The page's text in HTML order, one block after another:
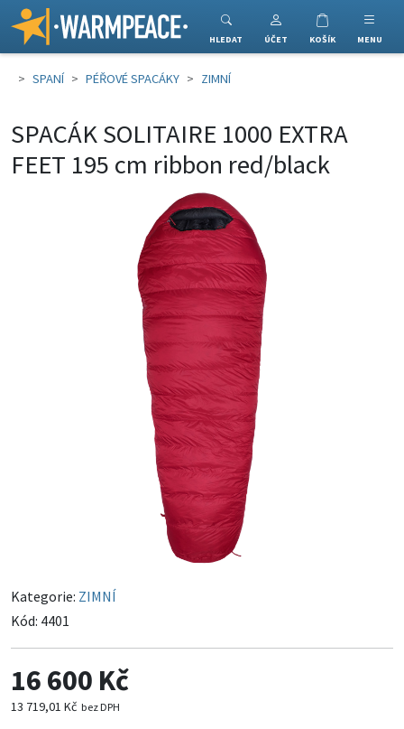
Warmpeace
HLEDAT ÚČET KOŠÍK MENU
SPANÍ PÉŘOVÉ SPACÁKY ZIMNÍ
SPACÁK SOLITAIRE 1000 EXTRA
FEET 195 cm ribbon red/black
Kategorie: ZIMNÍ
Kód: 4401
16 600 Kč
13 719,01 Kč bez DPH